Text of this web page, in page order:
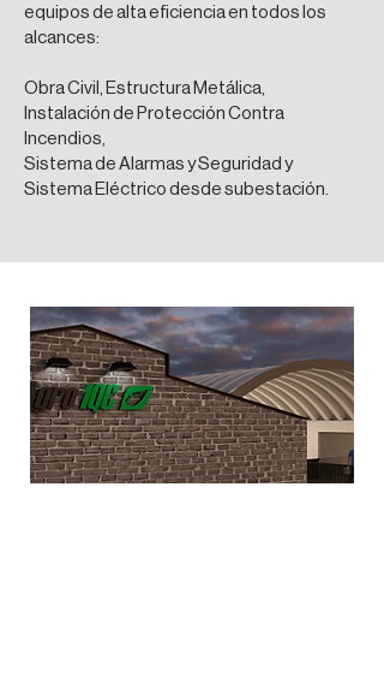
equipos de alta eficiencia en todos los
alcances:
Obra Civil, Estructura Metálica,
Instalación de Protección Contra
Incendios,
Sistema de Alarmas y Seguridad y
Sistema Eléctrico desde subestación.